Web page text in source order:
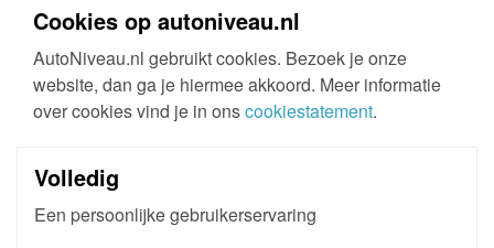
Cookies op autoniveau.nl
AutoNiveau.nl gebruikt cookies. Bezoek je onze
website, dan ga je hiermee akkoord. Meer informatie
over cookies vind je in onscookiestatement.
Volledig
Een persoonlijke gebruikerservaring
Pass Thru Pro Peugeot - Citroën - Opel
AutoNiveau maakt een bedrijfsaccount aan bij